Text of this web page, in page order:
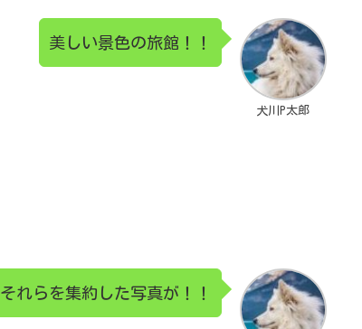
犬川P太郎
美しい景色の旅館！！
それらを集約した写真が！！